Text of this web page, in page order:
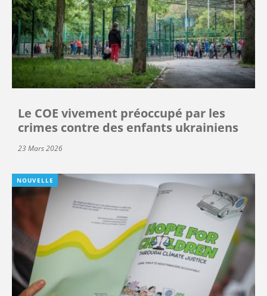
Le COE vivement préoccupé par les
crimes contre des enfants ukrainiens
23 Mars 2026
NOUVELLE